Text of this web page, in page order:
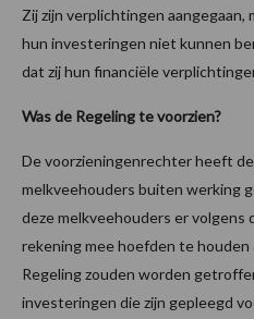
Zij zijn verplichtingen aangegaan,
hun investeringen niet kunnen
dat zij hun financiële
Was de Regeling te voorzien?
De voorzieningenrechter heeft
melkveehouders buiten werking
deze melkveehouders er
rekening mee hoefden te
Regeling zouden worden
investeringen die zijn gepleegd